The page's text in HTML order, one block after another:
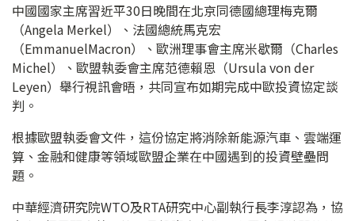
中國國家主席習近平30日晚間在北京同德國總理梅克爾
（Angela Merkel）、法國總統馬克宏
（EmmanuelMacron）、歐洲理事會主席米歇爾（Charles
Michel）、歐盟執委會主席范德賴恩（Ursula von der
Leyen）舉行視訊會晤，共同宣布如期完成中歐投資協定談
判。
根據歐盟執委會文件，這份協定將消除新能源汽車、雲端運
算、金融和健康等領域歐盟企業在中國遇到的投資壁壘問
題。
中華經濟研究院WTO及RTA研究中心副執行長李淳認為，協